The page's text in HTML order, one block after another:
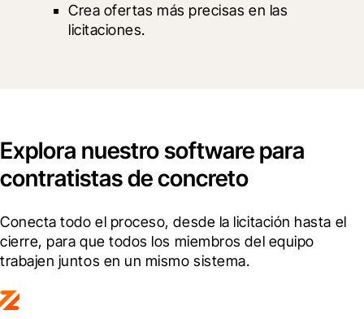
Crea ofertas más precisas en las
licitaciones.
Explora nuestro software para
contratistas de concreto
Conecta todo el proceso, desde la licitación hasta el
cierre, para que todos los miembros del equipo
trabajen juntos en un mismo sistema.